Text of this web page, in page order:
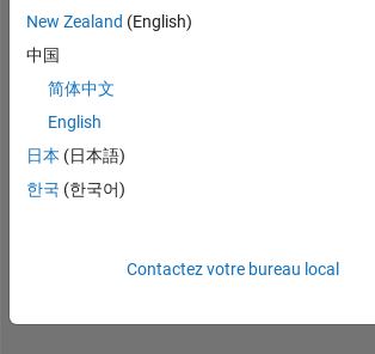
No
Endorsements
New Zealand (English)
中国
简体中文
English
日本 (日本語)
한국 (한국어)
Contactez votre bureau local